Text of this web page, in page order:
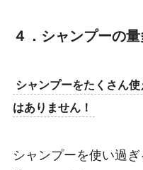
４．シャンプーの
シャンプーをたくさん
はありません！
シャンプーを使い過